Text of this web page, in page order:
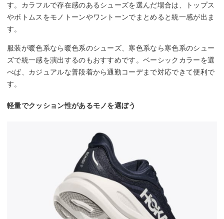
す。カラフルで存在感のあるシューズを選んだ場合は、トップス
やボトムスをモノトーンやワントーンでまとめると統一感が出ま
す。
服装が暖色系なら暖色系のシューズ、寒色系なら寒色系のシュー
ズで統一感を演出するのもおすすめです。ベーシックカラーを選
べば、カジュアルな普段着から通勤コーデまで対応できて便利で
す。
軽量でクッション性があるモノを選ぼう